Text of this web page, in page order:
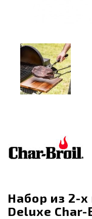
Набор из 2-
Deluxe